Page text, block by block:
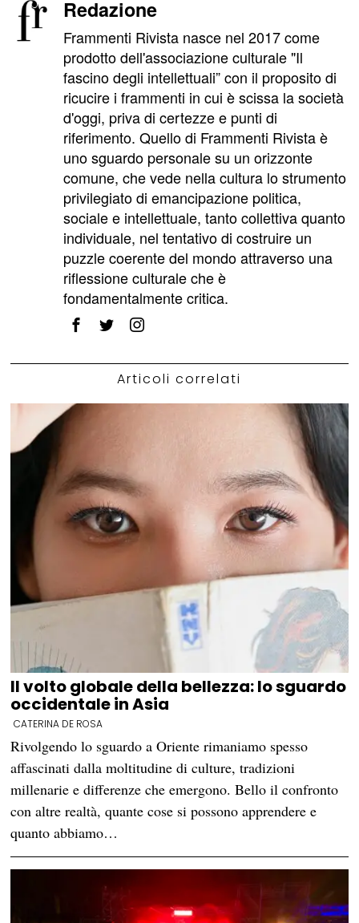
Redazione
Frammenti Rivista nasce nel 2017 come
prodotto dell'associazione culturale "Il
fascino degli intellettuali” con il proposito di
ricucire i frammenti in cui è scissa la società
d'oggi, priva di certezze e punti di
riferimento. Quello di Frammenti Rivista è
uno sguardo personale su un orizzonte
comune, che vede nella cultura lo strumento
privilegiato di emancipazione politica,
sociale e intellettuale, tanto collettiva quanto
individuale, nel tentativo di costruire un
puzzle coerente del mondo attraverso una
riflessione culturale che è
fondamentalmente critica.
Articoli correlati
Il volto globale della bellezza: lo sguardo
occidentale in Asia
CATERINA DE ROSA
Rivolgendo lo sguardo a Oriente rimaniamo spesso
affascinati dalla moltitudine di culture, tradizioni
millenarie e differenze che emergono. Bello il confronto
con altre realtà, quante cose si possono apprendere e
quanto abbiamo…